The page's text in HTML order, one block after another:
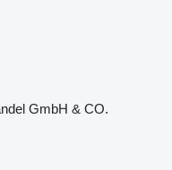
GmbH & CO.